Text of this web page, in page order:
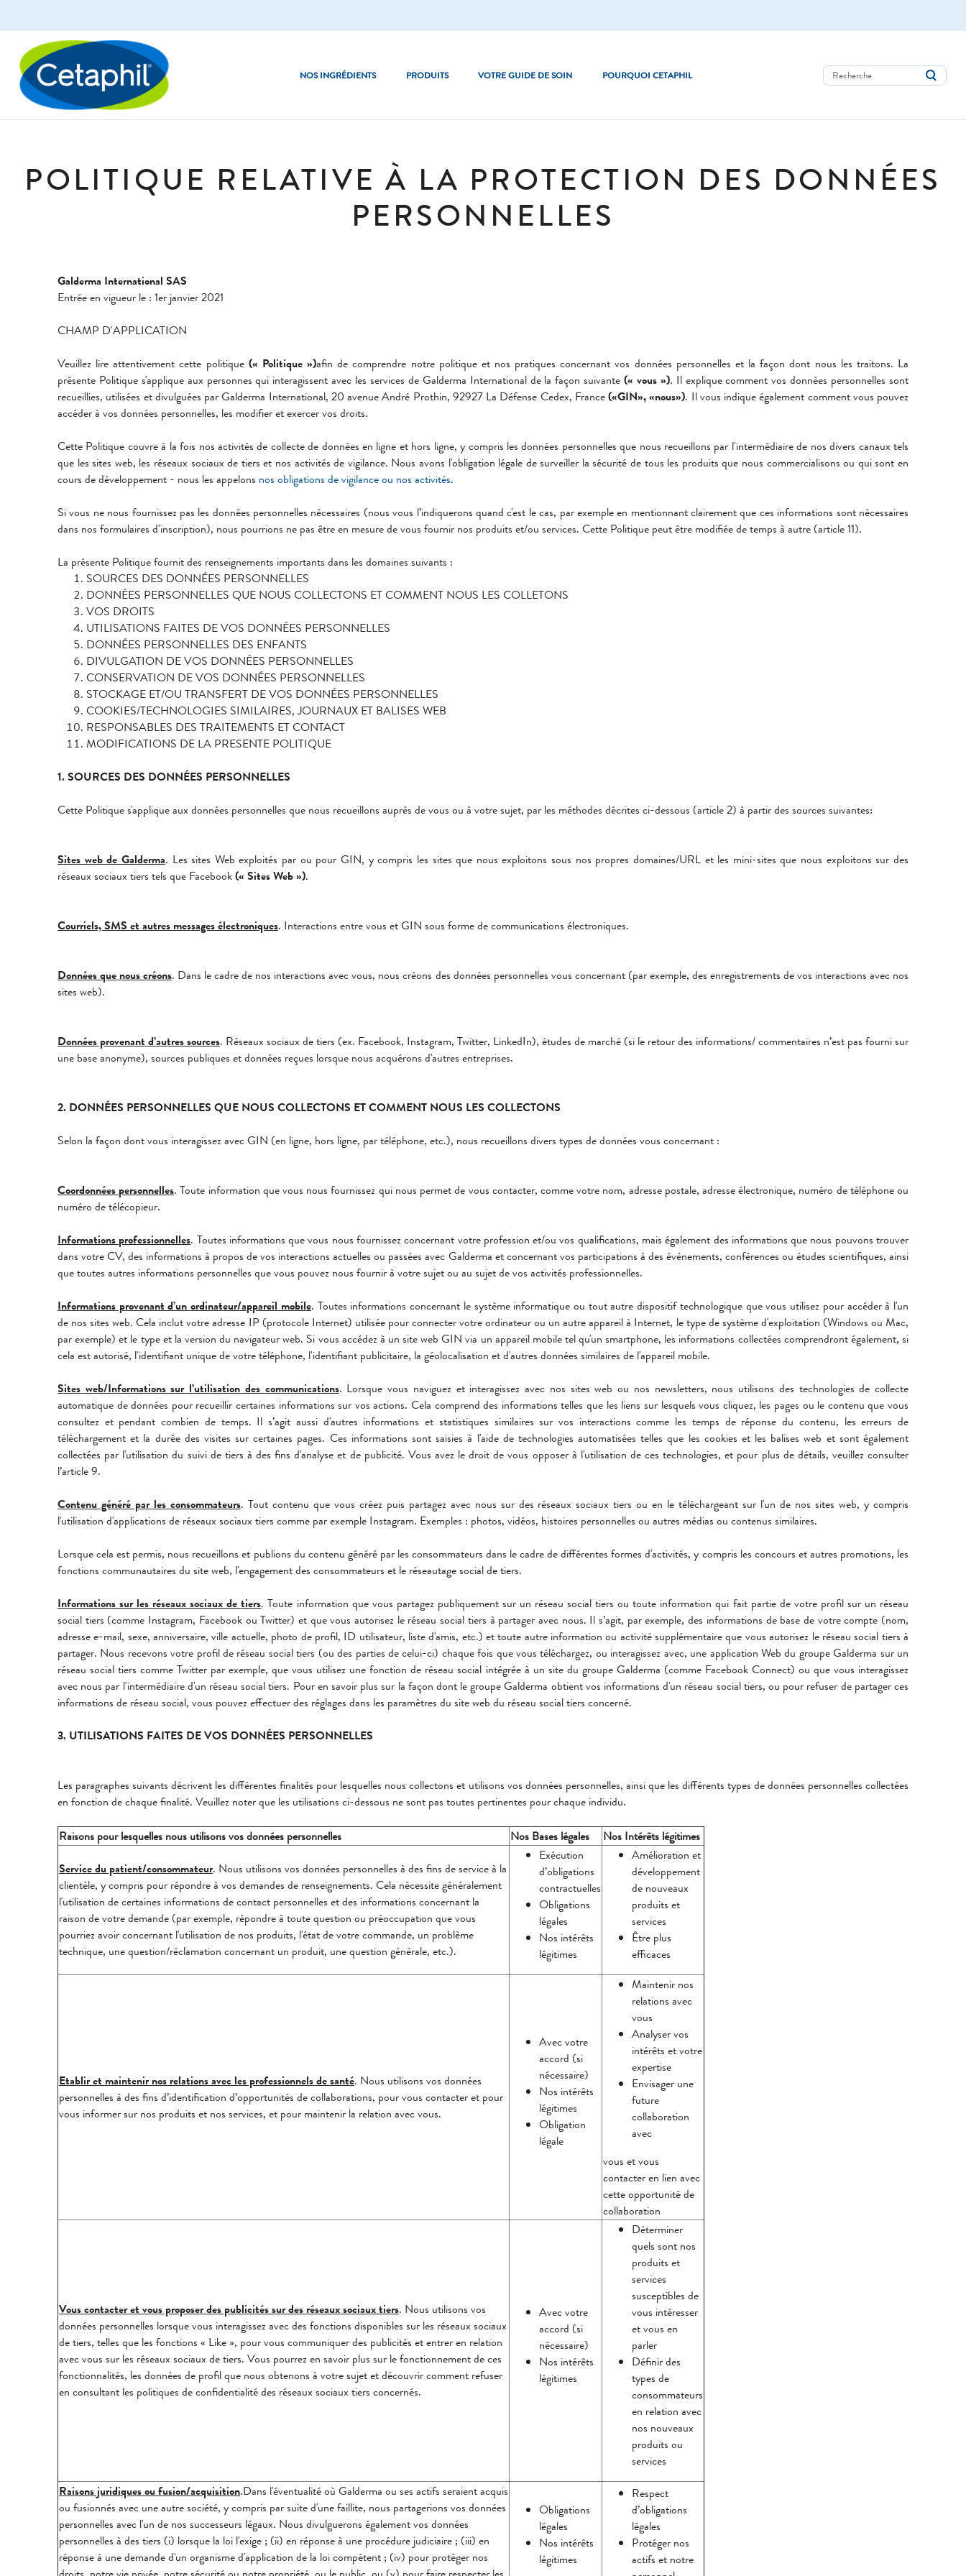
NOS INGRÉDIENTS PRODUITS
Nettoyants corps
Peau normale
Optimal Hydration
Pro Dryness Control
VOTRE GUIDE DE SOIN POURQUOI CETAPHIL
POLITIQUE RELATIVE À LA PROTECTION DES DONNÉES
PERSONNELLES
Galderma International SAS
Entrée en vigueur le : 1er janvier 2021
CHAMP D'APPLICATION
Veuillez lire attentivement cette politique (« Politique »)afin de comprendre notre politique et nos pratiques concernant vos données personnelles et la façon dont nous les traitons. La
présente Politique s'applique aux personnes qui interagissent avec les services de Galderma International de la façon suivante(« vous »). Il explique comment vos données personnelles sont
recueillies, utilisées et divulguées par Galderma International, 20 avenue André Prothin, 92927 La Défense Cedex, France(«GIN», «nous»). Il vous indique également comment vous pouvez
accéder à vos données personnelles, les modifier et exercer vos droits.
Cette Politique couvre à la fois nos activités de collecte de données en ligne et hors ligne, y compris les données personnelles que nous recueillons par l'intermédiaire de nos divers canaux tels
que les sites web, les réseaux sociaux de tiers et nos activités de vigilance. Nous avons l'obligation légale de surveiller la sécurité de tous les produits que nous commercialisons ou qui sont en
cours de développement - nous les appelons nos obligations de vigilance ou nos activités.
Si vous ne nous fournissez pas les données personnelles nécessaires (nous vous l’indiquerons quand c'est le cas, par exemple en mentionnant clairement que ces informations sont nécessaires
dans nos formulaires d'inscription), nous pourrions ne pas être en mesure de vous fournir nos produits et/ou services. Cette Politique peut être modifiée de temps à autre (article 11).
La présente Politique fournit des renseignements importants dans les domaines suivants :
SOURCES DES DONNÉES PERSONNELLES
DONNÉES PERSONNELLES QUE NOUS COLLECTONS ET COMMENT NOUS LES COLLETONS
VOS DROITS
UTILISATIONS FAITES DE VOS DONNÉES PERSONNELLES
DONNÉES PERSONNELLES DES ENFANTS
DIVULGATION DE VOS DONNÉES PERSONNELLES
CONSERVATION DE VOS DONNÉES PERSONNELLES
STOCKAGE ET/OU TRANSFERT DE VOS DONNÉES PERSONNELLES
COOKIES/TECHNOLOGIES SIMILAIRES, JOURNAUX ET BALISES WEB
RESPONSABLES DES TRAITEMENTS ET CONTACT
MODIFICATIONS DE LA PRESENTE POLITIQUE
1. SOURCES DES DONNÉES PERSONNELLES
Cette Politique s'applique aux données personnelles que nous recueillons auprès de vous ou à votre sujet, par les méthodes décrites ci-dessous (article 2) à partir des sources suivantes:
Sites web de Galderma. Les sites Web exploités par ou pour GIN, y compris les sites que nous exploitons sous nos propres domaines/URL et les mini-sites que nous exploitons sur des
réseaux sociaux tiers tels que Facebook(« Sites Web »).
Courriels, SMS et autres messages électroniques. Interactions entre vous et GIN sous forme de communications électroniques.
Données que nous créons. Dans le cadre de nos interactions avec vous, nous créons des données personnelles vous concernant (par exemple, des enregistrements de vos interactions avec nos
sites web).
Données provenant d’autres sources. Réseaux sociaux de tiers (ex. Facebook, Instagram, Twitter, LinkedIn), études de marché (si le retour des informations/ commentaires n’est pas fourni sur
une base anonyme), sources publiques et données reçues lorsque nous acquérons d'autres entreprises.
2. DONNÉES PERSONNELLES QUE NOUS COLLECTONS ET COMMENT NOUS LES COLLECTONS
Selon la façon dont vous interagissez avec GIN (en ligne, hors ligne, par téléphone, etc.), nous recueillons divers types de données vous concernant :
Coordonnées personnelles. Toute information que vous nous fournissez qui nous permet de vous contacter, comme votre nom, adresse postale, adresse électronique, numéro de téléphone ou
numéro de télécopieur.
Informations professionnelles. Toutes informations que vous nous fournissez concernant votre profession et/ou vos qualifications, mais également des informations que nous pouvons trouver
dans votre CV, des informations à propos de vos interactions actuelles ou passées avec Galderma et concernant vos participations à des événements, conférences ou études scientifiques, ainsi
que toutes autres informations personnelles que vous pouvez nous fournir à votre sujet ou au sujet de vos activités professionnelles.
Informations provenant d’un ordinateur/appareil mobile. Toutes informations concernant le système informatique ou tout autre dispositif technologique que vous utilisez pour accéder à l'un
de nos sites web. Cela inclut votre adresse IP (protocole Internet) utilisée pour connecter votre ordinateur ou un autre appareil à Internet, le type de système d'exploitation (Windows ou Mac,
par exemple) et le type et la version du navigateur web. Si vous accédez à un site web GIN via un appareil mobile tel qu'un smartphone, les informations collectées comprendront également, si
cela est autorisé, l'identifiant unique de votre téléphone, l'identifiant publicitaire, la géolocalisation et d'autres données similaires de l'appareil mobile.
Sites web/Informations sur l’utilisation des communications. Lorsque vous naviguez et interagissez avec nos sites web ou nos newsletters, nous utilisons des technologies de collecte
automatique de données pour recueillir certaines informations sur vos actions. Cela comprend des informations telles que les liens sur lesquels vous cliquez, les pages ou le contenu que vous
consultez et pendant combien de temps. Il s’agit aussi d'autres informations et statistiques similaires sur vos interactions comme les temps de réponse du contenu, les erreurs de
téléchargement et la durée des visites sur certaines pages. Ces informations sont saisies à l'aide de technologies automatisées telles que les cookies et les balises web et sont également
collectées par l'utilisation du suivi de tiers à des fins d'analyse et de publicité. Vous avez le droit de vous opposer à l'utilisation de ces technologies, et pour plus de détails, veuillez consulter
l’article 9.
Contenu généré par les consommateurs. Tout contenu que vous créez puis partagez avec nous sur des réseaux sociaux tiers ou en le téléchargeant sur l'un de nos sites web, y compris
l'utilisation d'applications de réseaux sociaux tiers comme par exemple Instagram. Exemples : photos, vidéos, histoires personnelles ou autres médias ou contenus similaires.
Lorsque cela est permis, nous recueillons et publions du contenu généré par les consommateurs dans le cadre de différentes formes d'activités, y compris les concours et autres promotions, les
fonctions communautaires du site web, l'engagement des consommateurs et le réseautage social de tiers.
Informations sur les réseaux sociaux de tiers. Toute information que vous partagez publiquement sur un réseau social tiers ou toute information qui fait partie de votre profil sur un réseau
social tiers (comme Instagram, Facebook ou Twitter) et que vous autorisez le réseau social tiers à partager avec nous. Il s’agit, par exemple, des informations de base de votre compte (nom,
adresse e-mail, sexe, anniversaire, ville actuelle, photo de profil, ID utilisateur, liste d'amis, etc.) et toute autre information ou activité supplémentaire que vous autorisez le réseau social tiers à
partager. Nous recevons votre profil de réseau social tiers (ou des parties de celui-ci) chaque fois que vous téléchargez, ou interagissez avec, une application Web du groupe Galderma sur un
réseau social tiers comme Twitter par exemple, que vous utilisez une fonction de réseau social intégrée à un site du groupe Galderma (comme Facebook Connect) ou que vous interagissez
avec nous par l'intermédiaire d'un réseau social tiers. Pour en savoir plus sur la façon dont le groupe Galderma obtient vos informations d'un réseau social tiers, ou pour refuser de partager ces
informations de réseau social, vous pouvez effectuer des réglages dans les paramètres du site web du réseau social tiers concerné.
3. UTILISATIONS FAITES DE VOS DONNÉES PERSONNELLES
Les paragraphes suivants décrivent les différentes finalités pour lesquelles nous collectons et utilisons vos données personnelles, ainsi que les différents types de données personnelles collectées
en fonction de chaque finalité. Veuillez noter que les utilisations ci-dessous ne sont pas toutes pertinentes pour chaque individu.
Raisons pour lesquelles nous utilisons vos données personnelles Nos Bases légales
Nos Intérêts légitimes
Service du patient/consommateur. Nous utilisons vos données personnelles à des fins de service à la
clientèle, y compris pour répondre à vos demandes de renseignements. Cela nécessite généralement
l'utilisation de certaines informations de contact personnelles et des informations concernant la
raison de votre demande (par exemple, répondre à toute question ou préoccupation que vous
pourriez avoir concernant l'utilisation de nos produits, l'état de votre commande, un problème
technique, une question/réclamation concernant un produit, une question générale, etc.).
Exécution
d’obligations
contractuelles
Obligations
légales
Nos intérêts
légitimes
Amélioration et
développement
de nouveaux
produits et
services
Être plus
efficaces
Etablir et maintenir nos relations avec les professionnels de santé. Nous utilisons vos données
personnelles à des fins d’identification d’opportunités de collaborations, pour vous contacter et pour
vous informer sur nos produits et nos services, et pour maintenir la relation avec vous.
Avec votre
accord (si
nécessaire)
Nos intérêts
légitimes
Obligation
légale
Maintenir nos
relations avec
vous
Analyser vos
intérêts et votre
expertise
Envisager une
future
collaboration
avec
vous et vous
contacter en lien avec
cette opportunité de
collaboration
Vous contacter et vous proposer des publicités sur des réseaux sociaux tiers. Nous utilisons vos
données personnelles lorsque vous interagissez avec des fonctions disponibles sur les réseaux sociaux
de tiers, telles que les fonctions « Like », pour vous communiquer des publicités et entrer en relation
avec vous sur les réseaux sociaux de tiers. Vous pourrez en savoir plus sur le fonctionnement de ces
fonctionnalités, les données de profil que nous obtenons à votre sujet et découvrir comment refuser
en consultant les politiques de confidentialité des réseaux sociaux tiers concernés.
Avec votre
accord (si
nécessaire)
Nos intérêts
légitimes
Déterminer
quels sont nos
produits et
services
susceptibles de
vous intéresser
et vous en
parler
Définir des
types de
consommateurs
en relation avec
nos nouveaux
produits ou
services
Raisons juridiques ou fusion/acquisition.Dans l'éventualité où Galderma ou ses actifs seraient acquis
ou fusionnés avec une autre société, y compris par suite d'une faillite, nous partagerions vos données
personnelles avec l'un de nos successeurs légaux. Nous divulguerons également vos données
personnelles à des tiers (i) lorsque la loi l'exige ; (ii) en réponse à une procédure judiciaire ; (iii) en
réponse à une demande d'un organisme d'application de la loi compétent ; (iv) pour protéger nos
Obligations
légales
Nos intérêts
légitimes
Respect
d’obligations
légales
Protéger nos
actifs et notre